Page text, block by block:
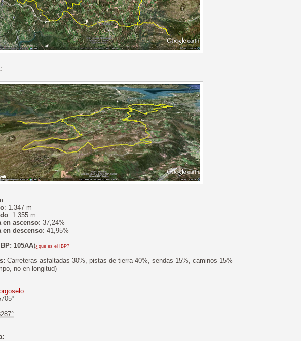
:
: 1.347 m
: 1.355 m
en ascenso: 37,24%
en descenso: 41,95%
IBP: 105AA)¿qué es el IBP?
Carreteras asfaltadas 30%, pistas de tierra 40%, sendas 15%, caminos 15%
no en longitud)